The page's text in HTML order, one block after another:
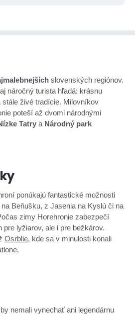
slovenských regiónov.
náročný turista hľadá: krásnu
stále živé tradície. Milovníkov
poteší až dvomi národnými
Tatry a Národný park
ponúkajú fantastické možnosti
Beňušku, z Jasenia na Kyslú či na
zimy Horehronie zabezpečí
lyžiarov, ale i pre bežkárov.
Osrblie, kde sa v minulosti konali
nemali vynechať ani legendárnu